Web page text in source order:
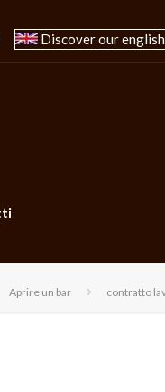
Discover our
Aprire un bar contratto